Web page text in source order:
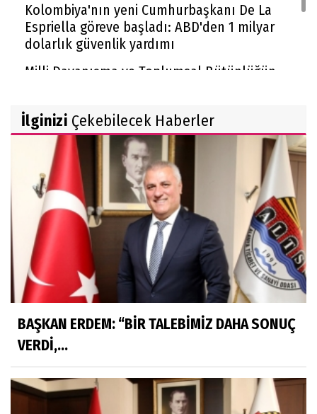
Kolombiya'nın yeni Cumhurbaşkanı De La
Espriella göreve başladı: ABD'den 1 milyar
dolarlık güvenlik yardımı
Milli Dayanışma ve Toplumsal Bütünlüğün
McGregor UFC'ye dönüyor
İlginizi Çekebilecek Haberler
BAŞKAN ERDEM: “BİR TALEBİMİZ DAHA SONUÇ
VERDİ,...